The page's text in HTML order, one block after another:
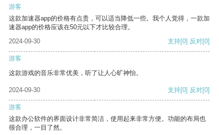
游客
这款加速器app的价格有点贵，可以适当降低一些。我个人觉得，一款加
速器app的价格应该在50元以下才比较合理。
2024-09-30
支持[0] 反对[0]
游客
这款游戏的音乐非常优美，听了让人心旷神怡。
2024-09-30 支持[0] 反对[0]
游客
这款办公软件的界面设计非常简洁，使用起来非常方便。功能的布局也
很合理，一目了然。